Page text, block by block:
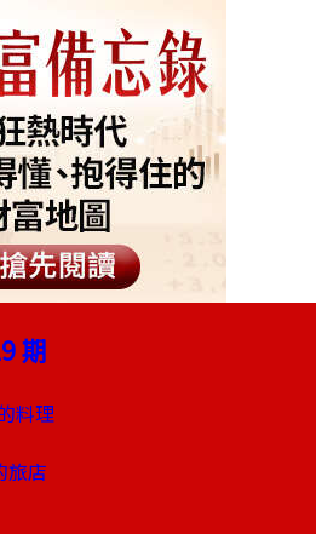
期
料理
旅店